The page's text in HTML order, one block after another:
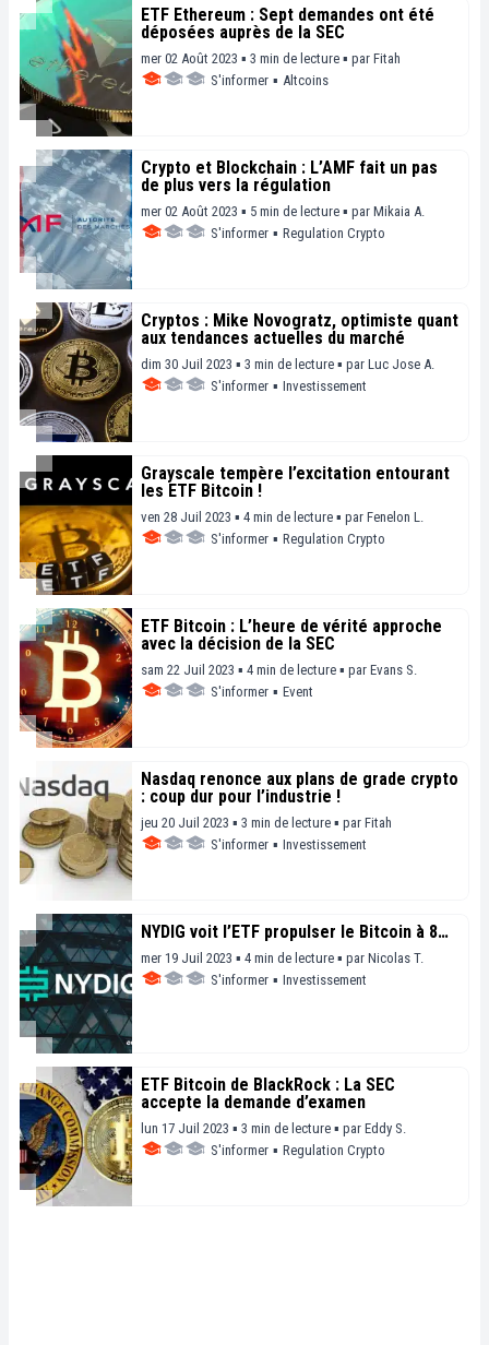
ETF Ethereum : Sept demandes ont été
déposées auprès de la SEC
mer 02 Août 2023 ▪ 3 min de lecture ▪ par Fitah
S'informer ▪ Altcoins
Crypto et Blockchain : L’AMF fait un pas
de plus vers la régulation
mer 02 Août 2023 ▪ 5 min de lecture ▪ par Mikaia A.
S'informer ▪ Regulation Crypto
Cryptos : Mike Novogratz, optimiste quant
aux tendances actuelles du marché
dim 30 Juil 2023 ▪ 3 min de lecture ▪ par Luc Jose A.
S'informer ▪ Investissement
Grayscale tempère l’excitation entourant
les ETF Bitcoin !
ven 28 Juil 2023 ▪ 4 min de lecture ▪ par Fenelon L.
S'informer ▪ Regulation Crypto
ETF Bitcoin : L’heure de vérité approche
avec la décision de la SEC
sam 22 Juil 2023 ▪ 4 min de lecture ▪ par Evans S.
S'informer ▪ Event
Nasdaq renonce aux plans de grade crypto
: coup dur pour l’industrie !
jeu 20 Juil 2023 ▪ 3 min de lecture ▪ par Fitah
S'informer ▪ Investissement
NYDIG voit l’ETF propulser le Bitcoin à 8…
mer 19 Juil 2023 ▪ 4 min de lecture ▪ par Nicolas T.
S'informer ▪ Investissement
ETF Bitcoin de BlackRock : La SEC
accepte la demande d’examen
lun 17 Juil 2023 ▪ 3 min de lecture ▪ par Eddy S.
S'informer ▪ Regulation Crypto